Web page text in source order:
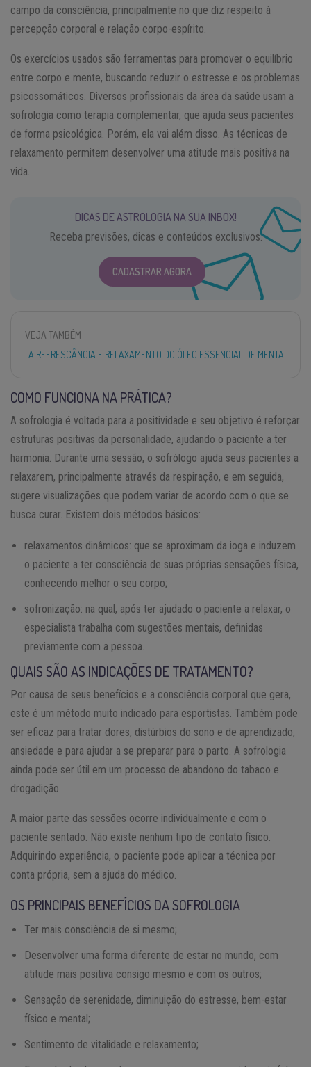
campo da consciência, principalmente no que diz respeito à
percepção corporal e relação corpo-espírito.
Os exercícios usados são ferramentas para promover o equilíbrio
entre corpo e mente, buscando reduzir o estresse e os problemas
psicossomáticos. Diversos profissionais da área da saúde usam a
sofrologia como terapia complementar, que ajuda seus pacientes
de forma psicológica. Porém, ela vai além disso. As técnicas de
relaxamento permitem desenvolver uma atitude mais positiva na
vida.
DICAS DE ASTROLOGIA NA SUA INBOX!
Receba previsões, dicas e conteúdos exclusivos.
CADASTRAR AGORA
VEJA TAMBÉM
A REFRESCÂNCIA E RELAXAMENTO DO ÓLEO ESSENCIAL DE MENTA
COMO FUNCIONA NA PRÁTICA?
A sofrologia é voltada para a positividade e seu objetivo é reforçar
estruturas positivas da personalidade, ajudando o paciente a ter
harmonia. Durante uma sessão, o sofrólogo ajuda seus pacientes a
relaxarem, principalmente através da respiração, e em seguida,
sugere visualizações que podem variar de acordo com o que se
busca curar. Existem dois métodos básicos:
relaxamentos dinâmicos: que se aproximam da ioga e induzem
o paciente a ter consciência de suas próprias sensações física,
conhecendo melhor o seu corpo;
sofronização: na qual, após ter ajudado o paciente a relaxar, o
especialista trabalha com sugestões mentais, definidas
previamente com a pessoa.
QUAIS SÃO AS INDICAÇÕES DE TRATAMENTO?
Por causa de seus benefícios e a consciência corporal que gera,
este é um método muito indicado para esportistas. Também pode
ser eficaz para tratar dores, distúrbios do sono e de aprendizado,
ansiedade e para ajudar a se preparar para o parto. A sofrologia
ainda pode ser útil em um processo de abandono do tabaco e
drogadição.
A maior parte das sessões ocorre individualmente e com o
paciente sentado. Não existe nenhum tipo de contato físico.
Adquirindo experiência, o paciente pode aplicar a técnica por
conta própria, sem a ajuda do médico.
OS PRINCIPAIS BENEFÍCIOS DA SOFROLOGIA
Ter mais consciência de si mesmo;
Desenvolver uma forma diferente de estar no mundo, com
atitude mais positiva consigo mesmo e com os outros;
Sensação de serenidade, diminuição do estresse, bem-estar
físico e mental;
Sentimento de vitalidade e relaxamento;